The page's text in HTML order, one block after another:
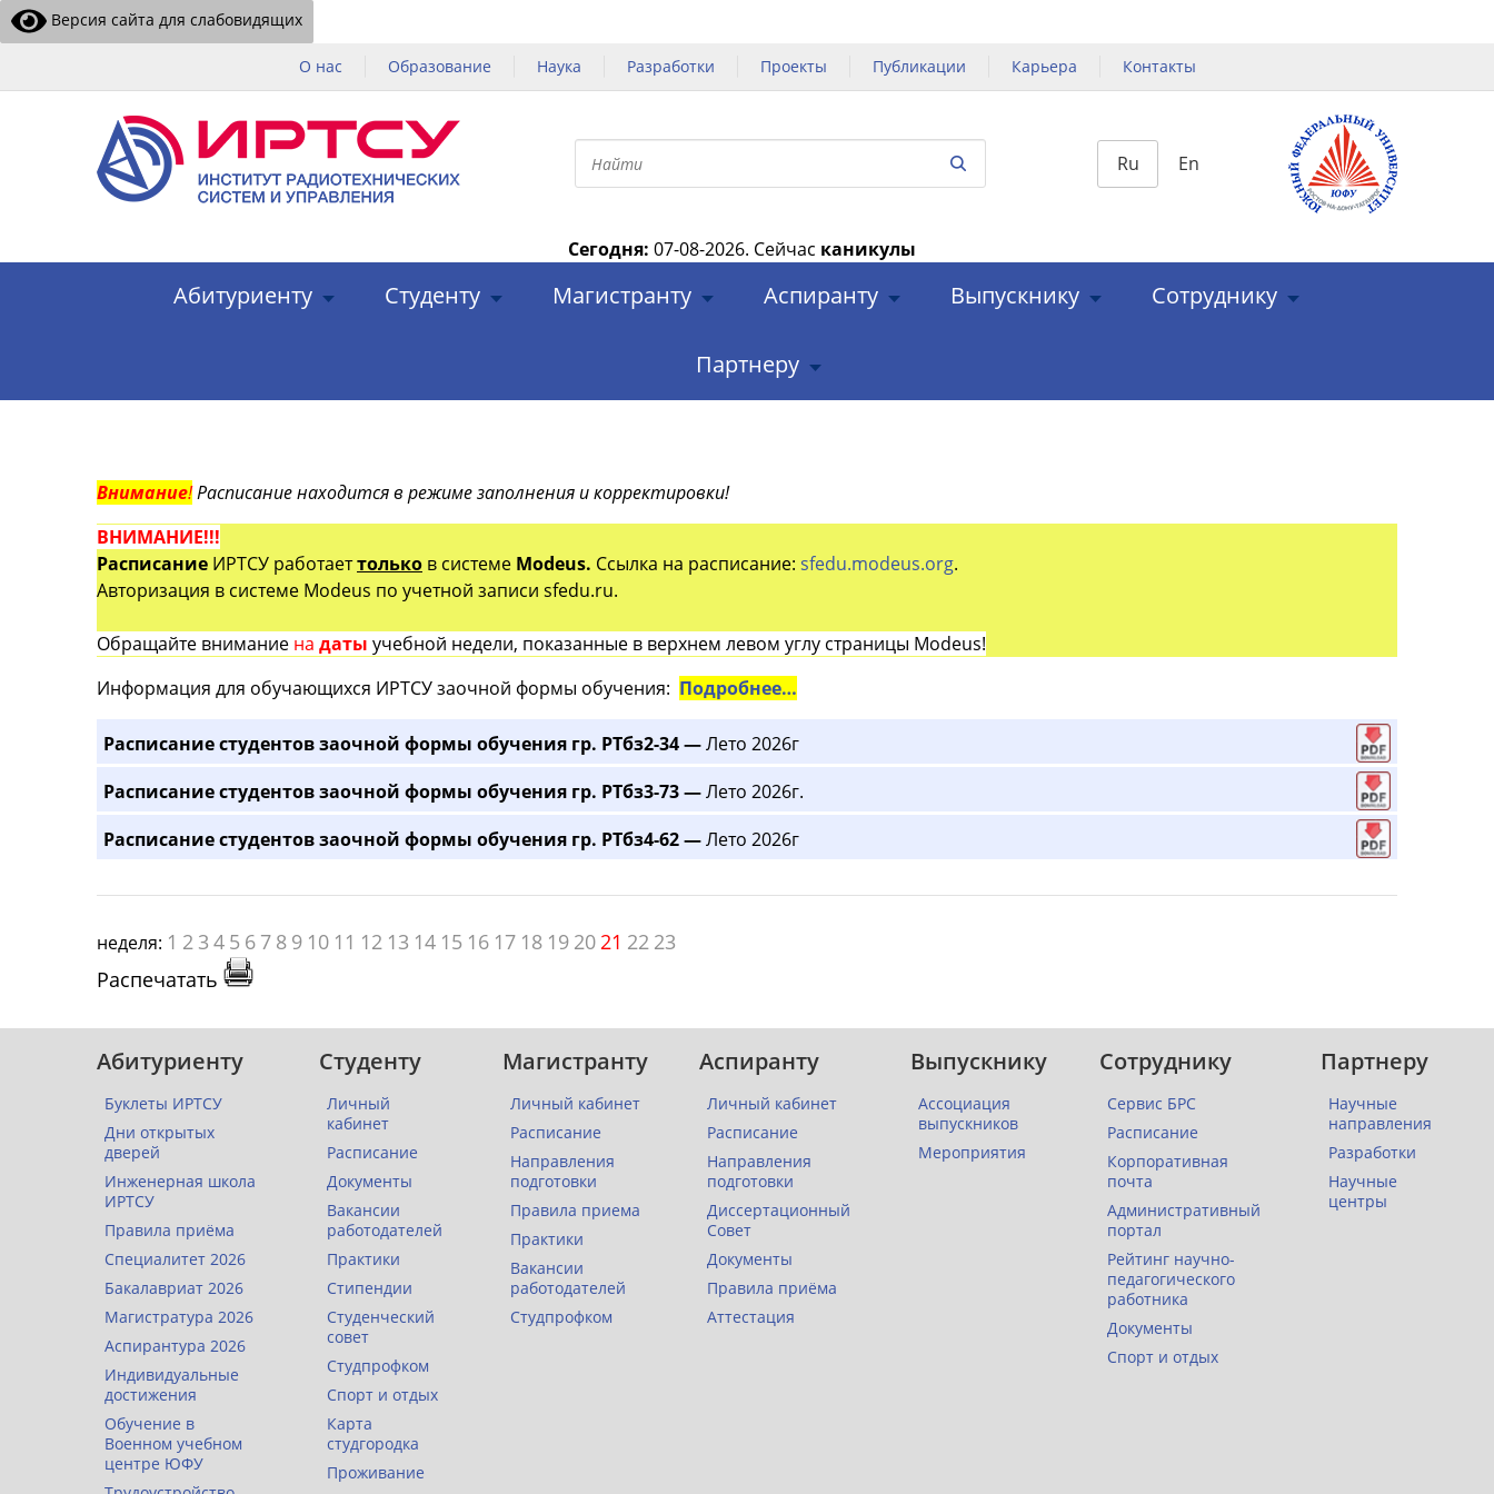
Версия сайта для слабовидящих
О нас Образование Наука Разработки Проекты Публикации Карьера Контакты
Ru En
Сегодня: 07-08-2026. Сейчас каникулы
Абитуриенту Студенту Магистранту Аспиранту Выпускнику Сотруднику
Партнеру
Внимание!Расписание находится в режиме заполнения и корректировки!
ВНИМАНИЕ!!!
Расписание ИРТСУ работаеттолько в системе Modeus. Ссылка на расписание: sfedu.modeus.org.
Авторизация в системе Modeus по учетной записи sfedu.ru.
Обращайте внимание на даты учебной недели, показанные в верхнем левом углу страницы Modeus!
Информация для обучающихся ИРТСУ заочной формы обучения: Подробнее…
Расписание студентов заочной формы обучения гр. РТбз2-34 —Лето 2026г
Расписание студентов заочной формы обучения гр. РТбз3-73 —Лето 2026г.
Расписание студентов заочной формы обучения гр. РТбз4-62 —Лето 2026г
неделя: 1 2 3 4 5 6 7 8 9 10 11 12 13 14 15 16 17 18 19 2021 22 23
Распечатать
Абитуриенту
Буклеты ИРТСУ
Дни открытых
дверей
Инженерная школа
ИРТСУ
Правила приёма
Специалитет 2026
Бакалавриат 2026
Магистратура 2026
Аспирантура 2026
Индивидуальные
достижения
Обучение в
Военном учебном
центре ЮФУ
Студенту
Личный
кабинет
Расписание
Документы
Вакансии
работодателей
Практики
Стипендии
Студенческий
совет
Студпрофком
Спорт и отдых
Карта
студгородка
Проживание
Магистранту
Личный кабинет
Расписание
Направления
подготовки
Правила приема
Практики
Вакансии
работодателей
Студпрофком
Аспиранту
Личный кабинет
Расписание
Направления
подготовки
Диссертационный
Совет
Документы
Правила приёма
Аттестация
Выпускнику
Ассоциация
выпускников
Мероприятия
Сотруднику
Сервис БРС
Расписание
Корпоративная
почта
Административный
портал
Рейтинг научно-
педагогического
работника
Документы
Спорт и отдых
Партнеру
Научные
направления
Разработки
Научные
центры